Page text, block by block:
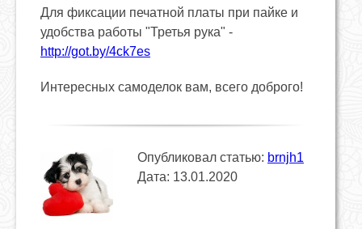
Для фиксации печатной платы при пайке и
удобства работы "Третья рука" -
http://got.by/4ck7es
Интересных самоделок вам, всего доброго!
Опубликовал статью: brnjh1
Дата: 13.01.2020